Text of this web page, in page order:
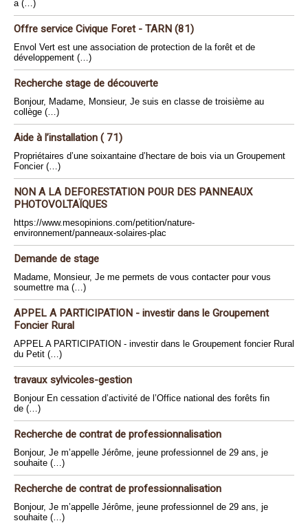
a (…)
Offre service Civique Foret - TARN (81)
Envol Vert est une association de protection de la forêt et de
développement (…)
Recherche stage de découverte
Bonjour, Madame, Monsieur, Je suis en classe de troisième au
collège (…)
Aide à l’installation ( 71)
Propriétaires d’une soixantaine d’hectare de bois via un Groupement
Foncier (…)
NON A LA DEFORESTATION POUR DES PANNEAUX
PHOTOVOLTAÏQUES
https://www.mesopinions.com/petition/nature-
environnement/panneaux-solaires-plac
Demande de stage
Madame, Monsieur, Je me permets de vous contacter pour vous
soumettre ma (…)
APPEL A PARTICIPATION - investir dans le Groupement
Foncier Rural
APPEL A PARTICIPATION - investir dans le Groupement foncier Rural
du Petit (…)
travaux sylvicoles-gestion
Bonjour En cessation d’activité de l’Office national des forêts fin
de (…)
Recherche de contrat de professionnalisation
Bonjour, Je m’appelle Jérôme, jeune professionnel de 29 ans, je
souhaite (…)
Recherche de contrat de professionnalisation
Bonjour, Je m’appelle Jérôme, jeune professionnel de 29 ans, je
souhaite (…)